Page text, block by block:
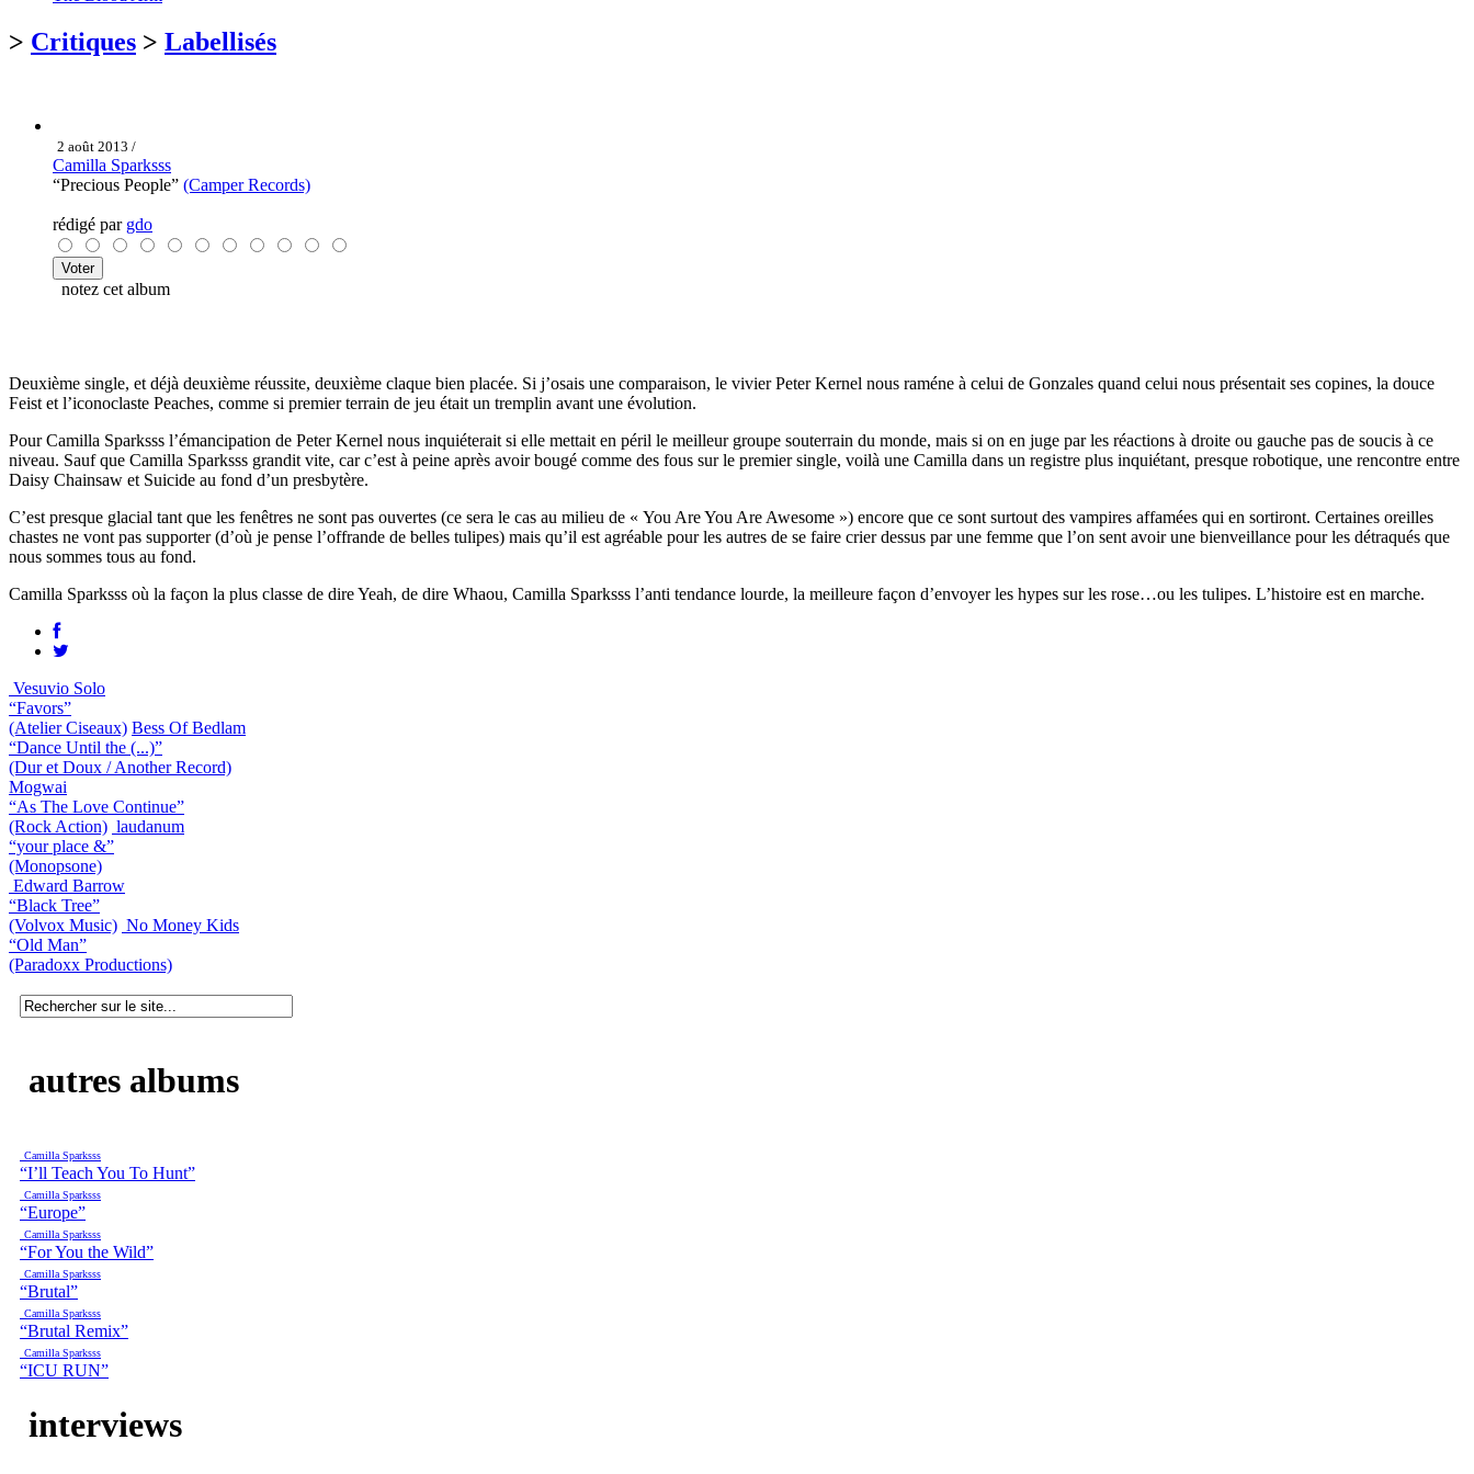
> Critiques > Labellisés
2 août 2013 /
Camilla Sparksss
“Precious People” (Camper Records)
rédigé par gdo
notez cet album
Deuxième single, et déjà deuxième réussite, deuxième claque bien placée. Si j’osais une comparaison, le vivier Peter Kernel nous raméne à celui de Gonzales quand celui nous présentait ses copines, la douce
Feist et l’iconoclaste Peaches, comme si premier terrain de jeu était un tremplin avant une évolution.
Pour Camilla Sparksss l’émancipation de Peter Kernel nous inquiéterait si elle mettait en péril le meilleur groupe souterrain du monde, mais si on en juge par les réactions à droite ou gauche pas de soucis à ce
niveau. Sauf que Camilla Sparksss grandit vite, car c’est à peine après avoir bougé comme des fous sur le premier single, voilà une Camilla dans un registre plus inquiétant, presque robotique, une rencontre entre
Daisy Chainsaw et Suicide au fond d’un presbytère.
C’est presque glacial tant que les fenêtres ne sont pas ouvertes (ce sera le cas au milieu de « You Are You Are Awesome ») encore que ce sont surtout des vampires affamées qui en sortiront. Certaines oreilles
chastes ne vont pas supporter (d’où je pense l’offrande de belles tulipes) mais qu’il est agréable pour les autres de se faire crier dessus par une femme que l’on sent avoir une bienveillance pour les détraqués que
nous sommes tous au fond.
Camilla Sparksss où la façon la plus classe de dire Yeah, de dire Whaou, Camilla Sparksss l’anti tendance lourde, la meilleure façon d’envoyer les hypes sur les rose…ou les tulipes. L’histoire est en marche.
Vesuvio Solo
“Favors”
(Atelier Ciseaux) Bess Of Bedlam
“Dance Until the (...)”
(Dur et Doux / Another Record)
Mogwai
“As The Love Continue”
(Rock Action) laudanum
“your place &”
(Monopsone)
Edward Barrow
“Black Tree”
(Volvox Music) No Money Kids
“Old Man”
(Paradoxx Productions)
autres albums
Camilla Sparksss
“I’ll Teach You To Hunt”
Camilla Sparksss
“Europe”
Camilla Sparksss
“For You the Wild”
Camilla Sparksss
“Brutal”
Camilla Sparksss
“Brutal Remix”
Camilla Sparksss
“ICU RUN”
interviews